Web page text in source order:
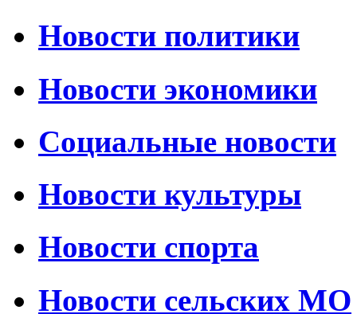
Новости политики
Новости экономики
Социальные новости
Новости культуры
Новости спорта
Новости сельских МО